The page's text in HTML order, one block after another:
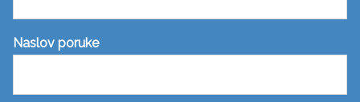
Naslov poruke